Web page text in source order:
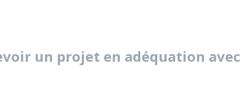
un projet en adéquation avec